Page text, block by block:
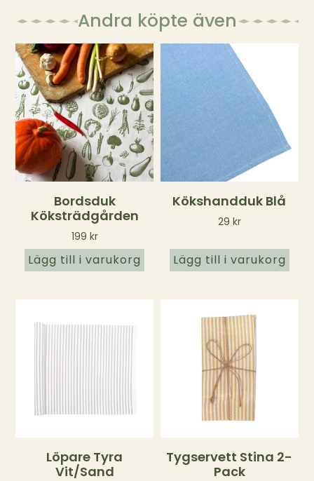
Andra köpte även
Bordsduk
Köksträdgården
199 kr
Lägg till i varukorg
Kökshandduk Blå
29 kr
Lägg till i varukorg
Löpare Tyra
Vit/sand
Tygservett Stina 2-
Pack